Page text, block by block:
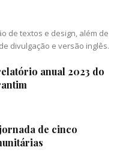
de textos e design, além de
divulgação e versão inglês.
anual 2023 do
de cinco